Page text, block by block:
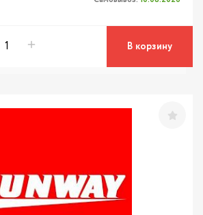
В корзину